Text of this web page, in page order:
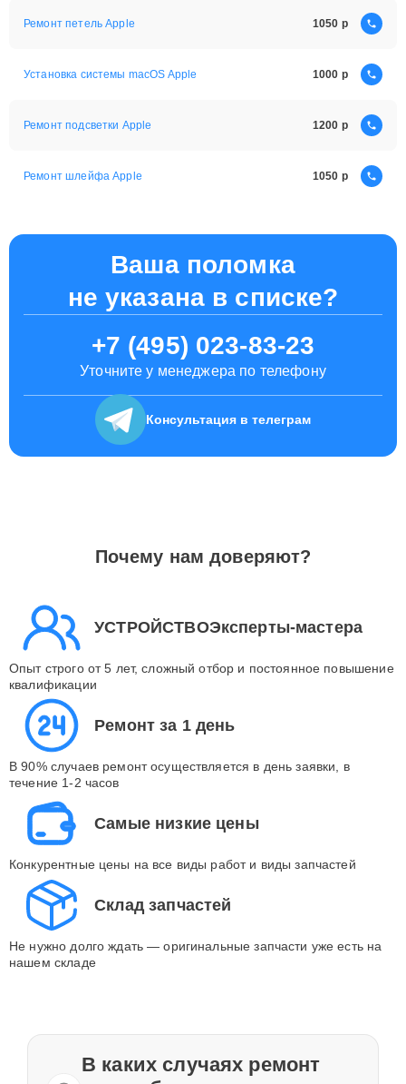
Ремонт петель Apple 1050
Установка системы macOS Apple 1000
Ремонт подсветки Apple 1200
Ремонт шлейфа Apple 1050
Ваша поломка
не указана в списке?
+7 (495) 023-83-23
Уточните у менеджера по телефону
Консультация в телеграм
Почему нам доверяют?
УСТРОЙСТВОЭксперты-мастера
Опыт строго от 5 лет, сложный отбор и постоянное повышение
квалификации
Ремонт за 1 день
В 90% случаев ремонт осуществляется в день заявки, в
течение 1-2 часов
Самые низкие цены
Конкурентные цены на все виды работ и виды запчастей
Склад запчастей
Не нужно долго ждать — оригинальные запчасти уже есть на
нашем складе
В каких случаях ремонт